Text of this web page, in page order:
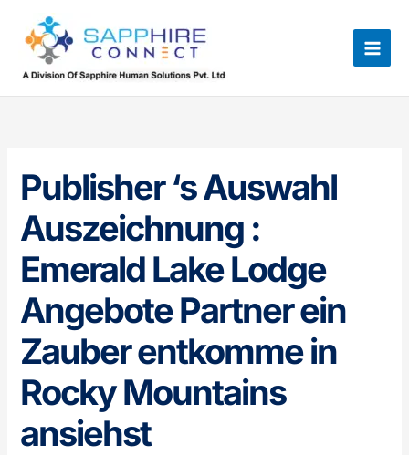
content
Publisher ‘s Auswahl
Auszeichnung :
Emerald Lake Lodge
Angebote Partner ein
Zauber entkomme in
Rocky Mountains
ansiehst